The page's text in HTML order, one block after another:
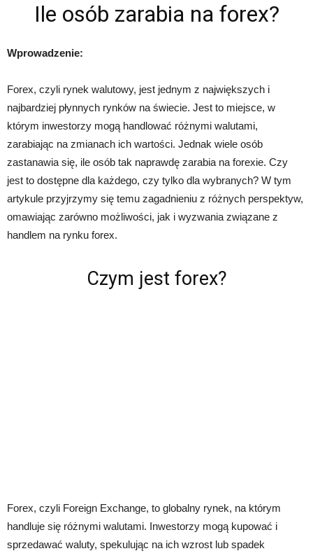
Ile osób zarabia na forex?
Wprowadzenie:
Forex, czyli rynek walutowy, jest jednym z największych i
najbardziej płynnych rynków na świecie. Jest to miejsce, w
którym inwestorzy mogą handlować różnymi walutami,
zarabiając na zmianach ich wartości. Jednak wiele osób
zastanawia się, ile osób tak naprawdę zarabia na forexie. Czy
jest to dostępne dla każdego, czy tylko dla wybranych? W tym
artykule przyjrzymy się temu zagadnieniu z różnych perspektyw,
omawiając zarówno możliwości, jak i wyzwania związane z
handlem na rynku forex.
Czym jest forex?
Forex, czyli Foreign Exchange, to globalny rynek, na którym
handluje się różnymi walutami. Inwestorzy mogą kupować i
sprzedawać waluty, spekulując na ich wzrost lub spadek